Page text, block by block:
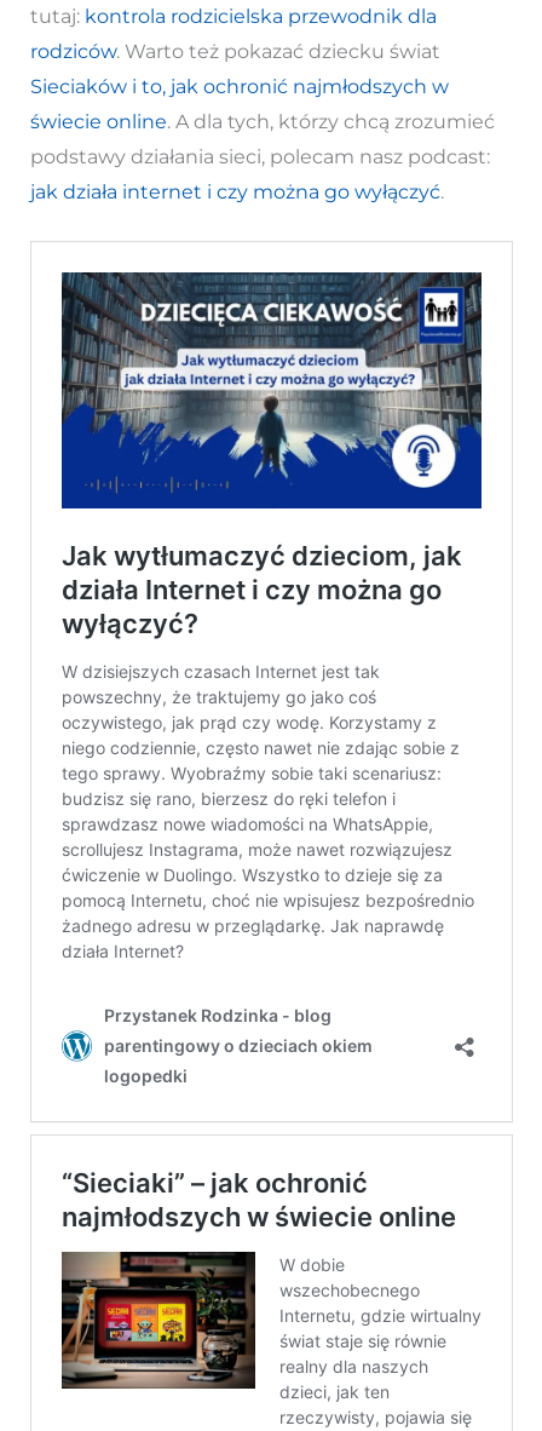
tutaj: kontrola rodzicielska przewodnik dla
rodziców. Warto też pokazać dziecku świat
Sieciaków i to, jak ochronić najmłodszych w
świecie online. A dla tych, którzy chcą zrozumieć
podstawy działania sieci, polecam nasz podcast:
jak działa internet i czy można go wyłączyć.